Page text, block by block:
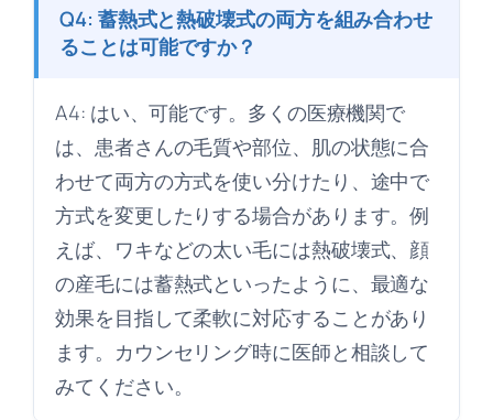
Q4: 蓄熱式と熱破壊式の両方を組み合わせ
ることは可能ですか？
A4: はい、可能です。多くの医療機関で
は、患者さんの毛質や部位、肌の状態に合
わせて両方の方式を使い分けたり、途中で
方式を変更したりする場合があります。例
えば、ワキなどの太い毛には熱破壊式、顔
の産毛には蓄熱式といったように、最適な
効果を目指して柔軟に対応することがあり
ます。カウンセリング時に医師と相談して
みてください。